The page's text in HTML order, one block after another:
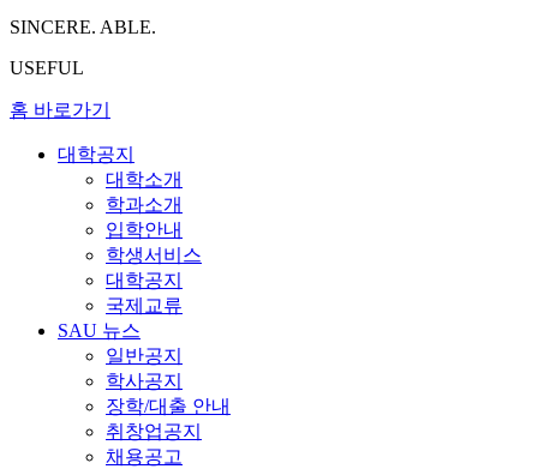
SINCERE. ABLE.
USEFUL
홈 바로가기
대학공지
대학소개
학과소개
입학안내
학생서비스
대학공지
국제교류
SAU 뉴스
일반공지
학사공지
장학/대출 안내
취창업공지
채용공고